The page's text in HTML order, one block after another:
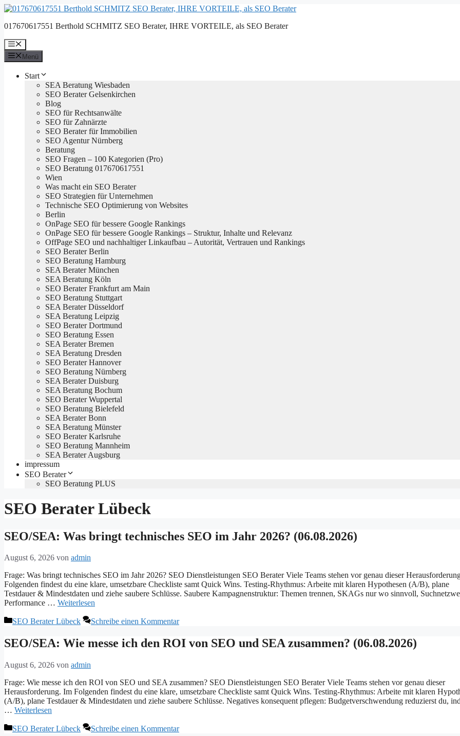
Zum
springen
017670617551 Berthold SCHMITZ SEO Berater, IHRE VORTEILE, als SEO Berater
Menü
Menü
Start
SEA Beratung Wiesbaden
SEO Berater Gelsenkirchen
Blog
SEO für Rechtsanwälte
SEO für Zahnärzte
SEO Berater für Immobilien
SEO Agentur Nürnberg
Beratung
SEO Fragen – 100 Kategorien (Pro)
SEO Beratung 017670617551
Wien
Was macht ein SEO Berater
SEO Strategien für Unternehmen
Technische SEO Optimierung von Websites
Berlin
OnPage SEO für bessere Google Rankings
OnPage SEO für bessere Google Rankings – Struktur, Inhalte und Relevanz
OffPage SEO und nachhaltiger Linkaufbau – Autorität, Vertrauen und Rankings
SEO Berater Berlin
SEO Beratung Hamburg
SEA Berater München
SEA Beratung Köln
SEO Berater Frankfurt am Main
SEO Beratung Stuttgart
SEA Berater Düsseldorf
SEA Beratung Leipzig
SEO Berater Dortmund
SEO Beratung Essen
SEA Berater Bremen
SEA Beratung Dresden
SEO Berater Hannover
SEO Beratung Nürnberg
SEA Berater Duisburg
SEA Beratung Bochum
SEO Berater Wuppertal
SEO Beratung Bielefeld
SEA Berater Bonn
SEA Beratung Münster
SEO Berater Karlsruhe
SEO Beratung Mannheim
SEA Berater Augsburg
impressum
SEO Berater
SEO Beratung PLUS
SEO Berater Lübeck
SEO/SEA: Was bringt technisches SEO im Jahr 2026? (06.08.2026)
August 6, 2026 von admin
Frage: Was bringt technisches SEO im Jahr 2026? SEO Dienstleistungen SEO Berater Viele Teams stehen vor genau dieser
Folgenden findest du eine klare, umsetzbare Checkliste samt Quick Wins. Testing-Rhythmus: Arbeite mit klaren Hypothesen (A/B), plane
Testdauer & Mindestdaten und ziehe saubere Schlüsse. Saubere Kampagnenstruktur: Themen trennen, SKAGs nur wo sinnvoll,
Performance … Weiterlesen
Kategorien
SEO Berater Lübeck Schreibe einen Kommentar
SEO/SEA: Wie messe ich den ROI von SEO und SEA zusammen? (06.08.2026)
August 6, 2026 von admin
Frage: Wie messe ich den ROI von SEO und SEA zusammen? SEO Dienstleistungen SEO Berater Viele Teams stehen vor genau dieser
Herausforderung. Im Folgenden findest du eine klare, umsetzbare Checkliste samt Quick Wins. Testing-Rhythmus: Arbeite mit klaren
(A/B), plane Testdauer & Mindestdaten und ziehe saubere Schlüsse. Negatives konsequent pflegen: Budgetverschwendung reduzierst du,
… Weiterlesen
Kategorien
SEO Berater Lübeck Schreibe einen Kommentar